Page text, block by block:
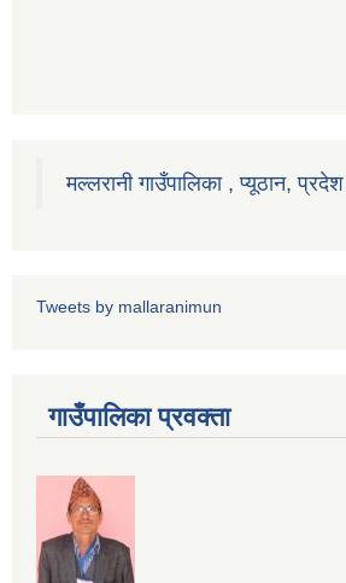
मल्लरानी गाउँपालिका , प्यूठान,
Tweets by mallaranimun
गाउँपालिका प्रवक्ता